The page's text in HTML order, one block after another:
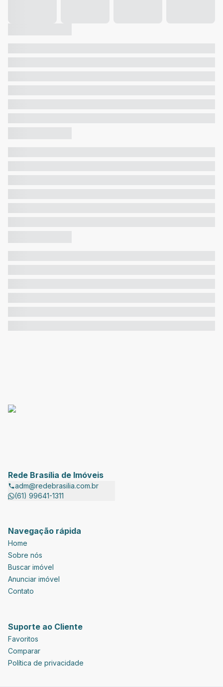
Rede Brasília de Imóveis
adm@redebrasilia.com.br
(61) 99641-1311
Navegação rápida
Home
Sobre nós
Buscar imóvel
Anunciar imóvel
Contato
Suporte ao Cliente
Favoritos
Comparar
Política de privacidade